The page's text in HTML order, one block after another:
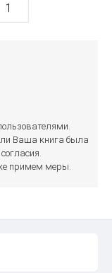
Ваша книга была
примем меры.